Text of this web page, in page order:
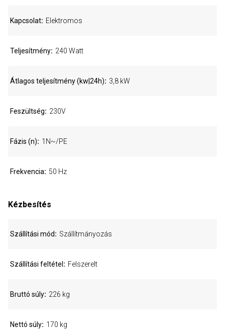
Kapcsolat Elektromos
Teljesítmény 240 Watt
Átlagos teljesítmény (kw|24h) 3,8 kW
Feszültség 230V
Fázis (n) 1N~/PE
Frekvencia 50 Hz
Kézbesítés
Szállítási mód Szállítmányozás
Szállítási feltétel Felszerelt
Bruttó súly 226 kg
Nettó súly 170 kg